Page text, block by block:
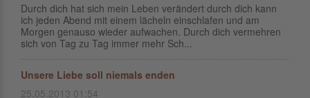
Durch dich hat sich mein Leben verändert durch dich kann
ich jeden Abend mit einem lächeln einschlafen und am
Morgen genauso wieder aufwachen. Durch dich vermehren
sich von Tag zu Tag immer mehr Sch...
Unsere Liebe soll niemals enden
25.05.2013 01:54